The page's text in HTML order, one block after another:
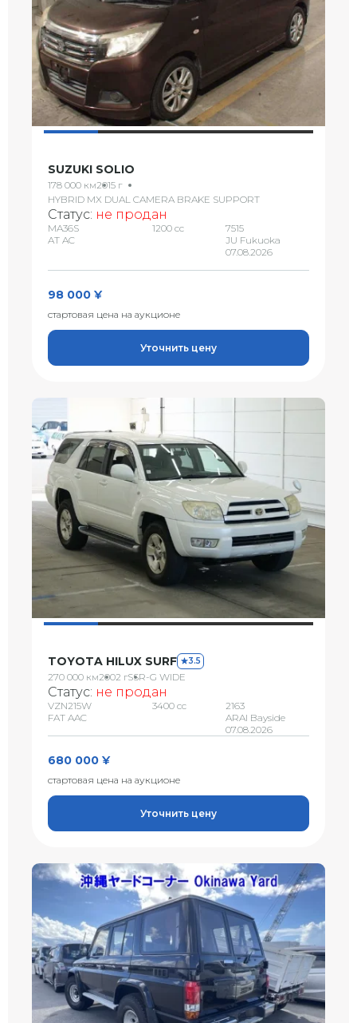
SUZUKI SOLIO
178 000 км2015 г
HYBRID MX DUAL CAMERA BRAKE SUPPORT
Статус: не продан
MA36S
AT AC
1200 сс
7515
JU Fukuoka
07.08.2026
98 000 ¥
стартовая цена на аукционе
Уточнить цену
TOYOTA HILUX SURF 3.5
270 000 км2002 гSSR-G WIDE
Статус: не продан
VZN215W
FAT AAC
3400 сс
2163
ARAI Bayside
07.08.2026
680 000 ¥
стартовая цена на аукционе
Уточнить цену